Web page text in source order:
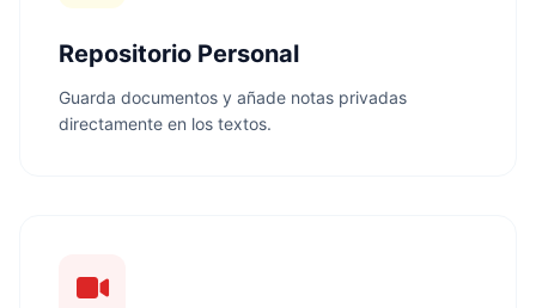
Repositorio Personal
Guarda documentos y añade notas privadas
directamente en los textos.